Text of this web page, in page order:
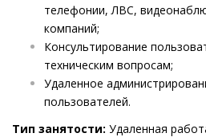
телефонии, ЛВС,
компаний;
Консультирование
техническим вопросам;
Удаленное
пользователей.
Тип занятости: Удаленная